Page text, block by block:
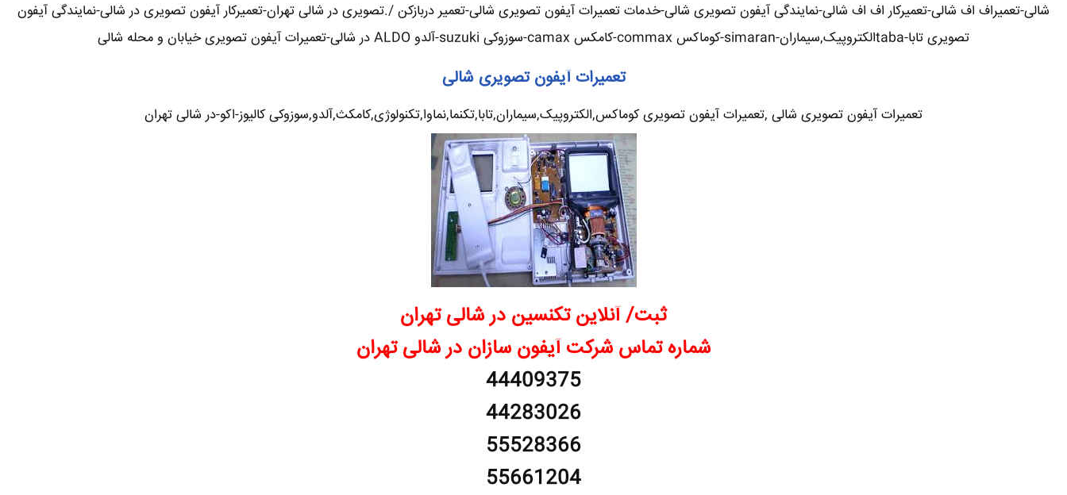
شالی-تعمیراف اف شالی-تعمیرکار اف اف شالی-نمایندگی آیفون تصویری شالی-خدمات تعمیرات آیفون تصویری شالی-تعمیر دربازکن /.تصویری در شالی تهران-تعمیرکار آیفون تصویری در شالی-نمایندگی آیفون
تصویری تابا-tabaالکتروپیک,سیماران-simaran-کوماکس commax-کامکس camax-سوزوکی suzuki-آلدو ALDO در شالی-تعمیرات آیفون تصویری خیابان و محله شالی
تعمیرات آیفون تصویری شالی
تعمیرات آیفون تصویری شالی ,تعمیرات آیفون تصویری کوماکس,الکتروپیک,سیماران,تابا,تکنما,نماوا,تکنولوژی,کامکث,آلدو,سوزوکی کالیوز-اکو-در شالی تهران
ثبت/ آنلاین تکنسین در شالی تهران
شماره تماس شرکت آیفون سازان در شالی تهران
44409375
44283026
55528366
55661204